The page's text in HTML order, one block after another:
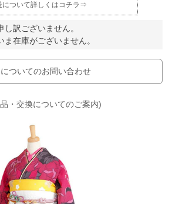
について詳しくはコチラ⇒
し訳ございません。
ま在庫がございません。
ついてのお問い合わせ
・交換についてのご案内)